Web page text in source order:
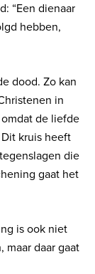
“Een dienaar
hebben,
dood. Zo kan
in
de liefde
kruis heeft
die
gaat het
is ook niet
maar daar gaat